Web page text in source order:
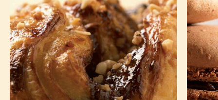
z czekoladą
i orzechami
laskowymi